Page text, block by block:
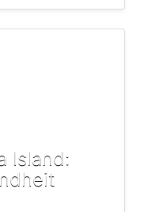
Island: